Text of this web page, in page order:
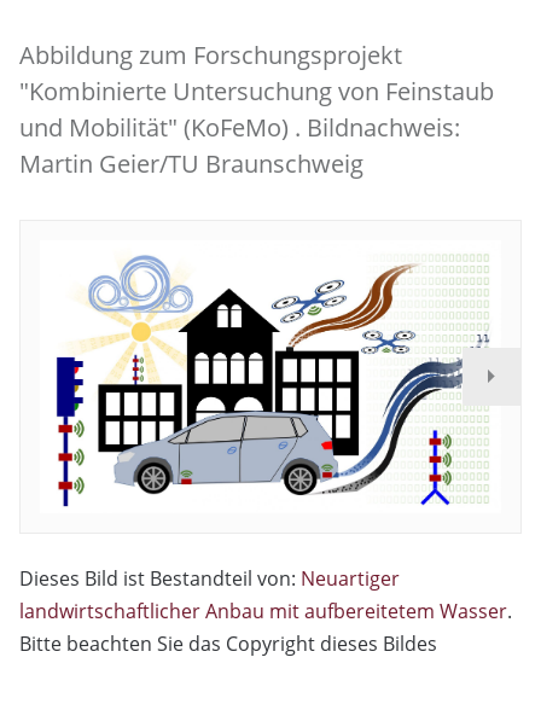
Abbildung zum Forschungsprojekt
"Kombinierte Untersuchung von Feinstaub
und Mobilität" (KoFeMo) . Bildnachweis:
Martin Geier/TU Braunschweig
Dieses Bild ist Bestandteil von: Neuartiger
landwirtschaftlicher Anbau mit aufbereitetem Wasser.
Bitte beachten Sie das Copyright dieses Bildes